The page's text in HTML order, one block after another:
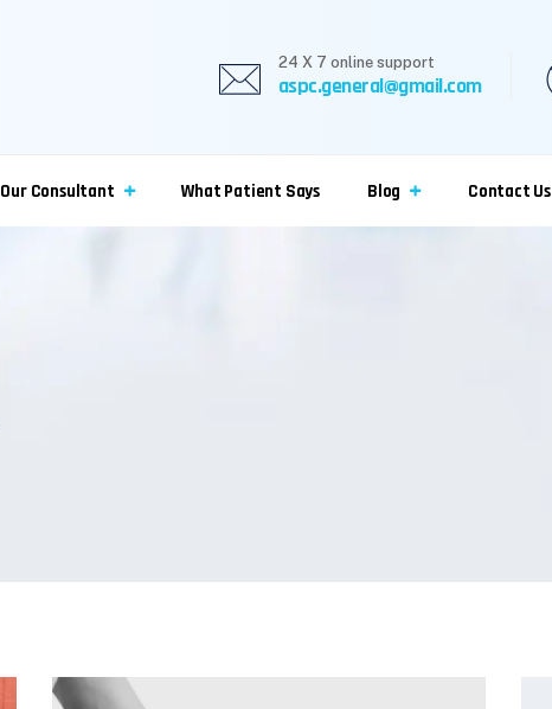
24 X 7 online support
aspc.general@gmail.com
Our Consultant What Patient Says Blog Contact Us